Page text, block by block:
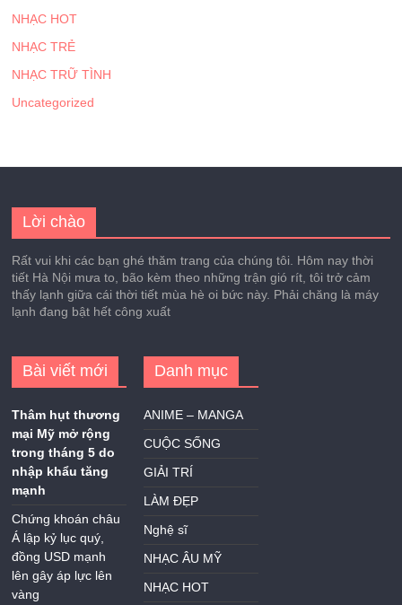
NHẠC HOT
NHẠC TRẺ
NHẠC TRỮ TÌNH
Uncategorized
Lời chào
Rất vui khi các bạn ghé thăm trang của chúng tôi. Hôm nay thời
tiết Hà Nội mưa to, bão kèm theo những trận gió rít, tôi trở cảm
thấy lạnh giữa cái thời tiết mùa hè oi bức này. Phải chăng là máy
lạnh đang bật hết công xuất
Bài viết mới
Thâm hụt thương
mại Mỹ mở rộng
trong tháng 5 do
nhập khẩu tăng
mạnh
Chứng khoán châu
Á lập kỷ lục quý,
đồng USD mạnh
lên gây áp lực lên
vàng
Danh mục
ANIME – MANGA
CUỘC SỐNG
GIẢI TRÍ
LÀM ĐẸP
Nghệ sĩ
NHẠC ÂU MỸ
NHẠC HOT